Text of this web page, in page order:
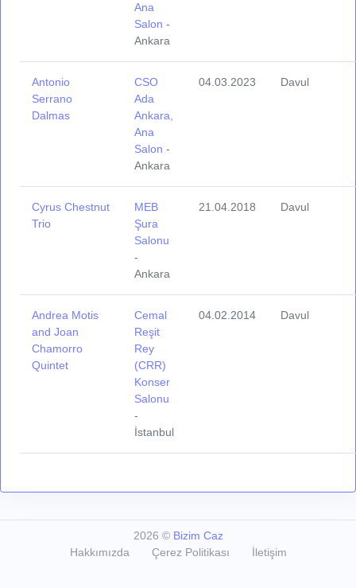
Ana
Salon -
Ankara
Antonio
Serrano
Dalmas
CSO
Ada
Ankara,
Ana
Salon -
Ankara
04.03.2023 Davul
Cyrus Chestnut
Trio
MEB
Şura
Salonu
-
Ankara
21.04.2018 Davul
Andrea Motis
and Joan
Chamorro
Quintet
Cemal
Reşit
Rey
(CRR)
Konser
Salonu
-
İstanbul
04.02.2014 Davul
2026 © Bizim Caz
Hakkımızda
Çerez Politikası İletişim